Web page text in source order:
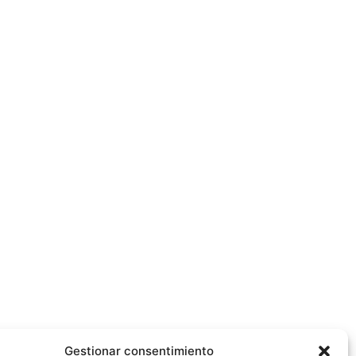
Gestionar consentimiento